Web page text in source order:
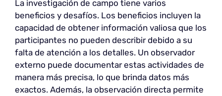
La investigación de campo tiene varios
beneficios y desafíos. Los beneficios incluyen la
capacidad de obtener información valiosa que los
participantes no pueden describir debido a su
falta de atención a los detalles. Un observador
externo puede documentar estas actividades de
manera más precisa, lo que brinda datos más
exactos. Además, la observación directa permite